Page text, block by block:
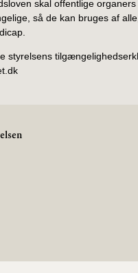
skal offentlige
så de kan bruges af
styrelsens